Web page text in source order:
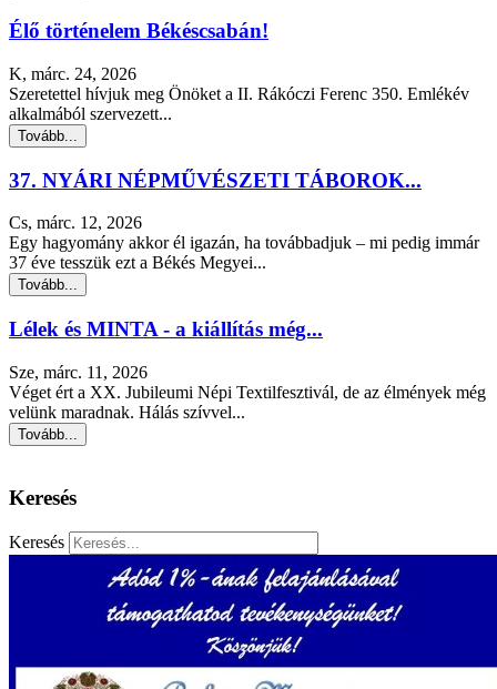
Élő történelem Békéscsabán!
K, márc. 24, 2026
Szeretettel hívjuk meg Önöket a II. Rákóczi Ferenc 350. Emlékév
alkalmából szervezett...
Tovább...
37. NYÁRI NÉPMŰVÉSZETI TÁBOROK...
Cs, márc. 12, 2026
Egy hagyomány akkor él igazán, ha továbbadjuk – mi pedig immár
37 éve tesszük ezt a Békés Megyei...
Tovább...
Lélek és MINTA - a kiállítás még...
Sze, márc. 11, 2026
Véget ért a XX. Jubileumi Népi Textilfesztivál, de az élmények még
velünk maradnak. Hálás szívvel...
Tovább...
Keresés
Keresés